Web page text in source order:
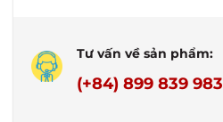
Tư vấn về sản phẩm:
(+84) 899 839 983